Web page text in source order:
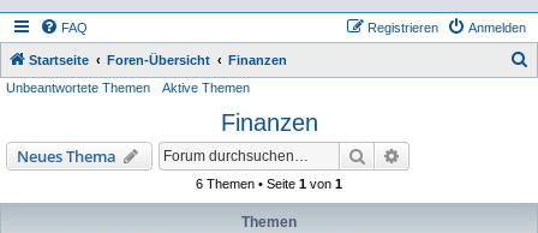
FAQ Anmelden
Registrieren
Startseite Foren-Übersicht Finanzen
Unbeantwortete Themen Aktive Themen
Finanzen
Neues Thema Suche
6 Themen • Seite 1 von 1
Themen